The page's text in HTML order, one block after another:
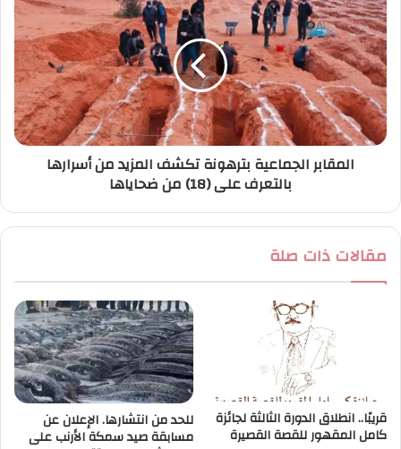
المقابر الجماعية بترهونة تكشف المزيد من أسرارها
بالتعرف على (18) من ضحاياها
مقالات ذات صلة
قريبًا.. انطلاق الدورة الثالثة لجائزة
كامل المقهور للقصة القصيرة
للحد من انتشارها. الإعلان عن
مسابقة صيد سمكة الأرنب على